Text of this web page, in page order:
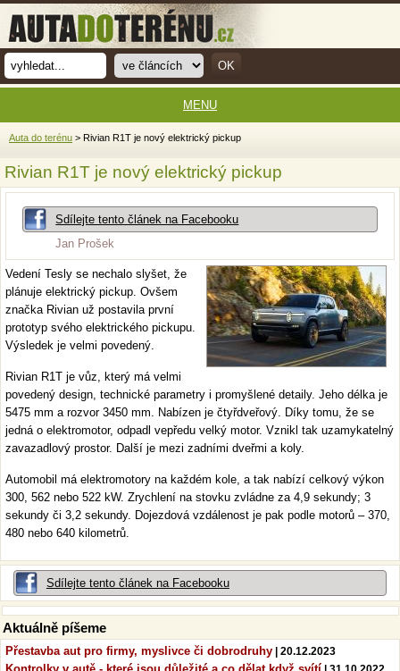
Auta do terénu > Rivian R1T je nový elektrický pickup
Rivian R1T je nový elektrický pickup
Sdílejte tento článek na Facebooku
Jan Prošek
Vedení Tesly se nechalo slyšet, že
plánuje elektrický pickup. Ovšem
značka Rivian už postavila první
prototyp svého elektrického pickupu.
Výsledek je velmi povedený.
Rivian R1T je vůz, který má velmi
povedený design, technické parametry i promyšlené detaily. Jeho délka je
5475 mm a rozvor 3450 mm. Nabízen je čtyřdveřový. Díky tomu, že se
jedná o elektromotor, odpadl vepředu velký motor. Vznikl tak uzamykatelný
zavazadlový prostor. Další je mezi zadními dveřmi a koly.
Automobil má elektromotory na každém kole, a tak nabízí celkový výkon
300, 562 nebo 522 kW. Zrychlení na stovku zvládne za 4,9 sekundy; 3
sekundy či 3,2 sekundy. Dojezdová vzdálenost je pak podle motorů – 370,
480 nebo 640 kilometrů.
Sdílejte tento článek na Facebooku
Aktuálně píšeme
Přestavba aut pro firmy, myslivce či dobrodruhy | 20.12.2023
MENU